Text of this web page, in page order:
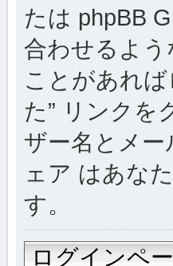
たは phpBB
合わせるよ
ことがあれ
た” リンクを
ザー名とメー
ェア はあな
す。
ログインペ